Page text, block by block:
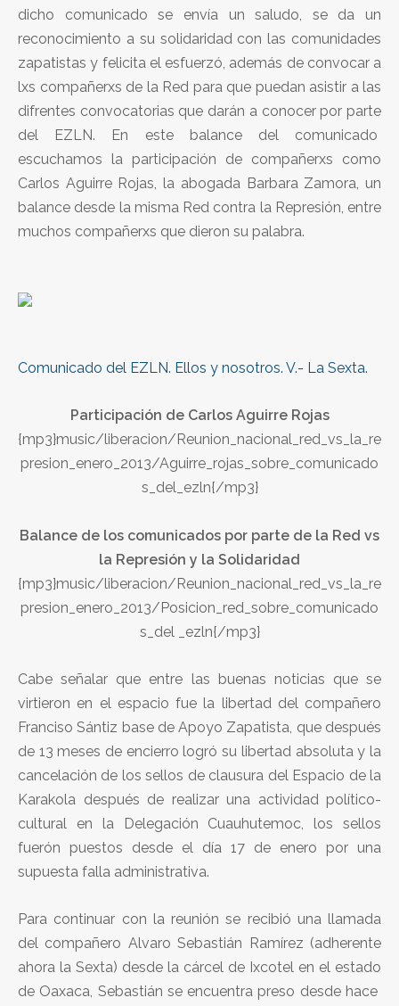
dicho comunicado se envía un saludo, se da un
reconocimiento a su solidaridad con las comunidades
zapatistas y felicita el esfuerzó, además de convocar a
lxs compañerxs de la Red para que puedan asistir a las
difrentes convocatorias que darán a conocer por parte
del EZLN. En este balance del comunicado
escuchamos la participación de compañerxs como
Carlos Aguirre Rojas, la abogada Barbara Zamora, un
balance desde la misma Red contra la Represión, entre
muchos compañerxs que dieron su palabra.
Comunicado del EZLN. Ellos y nosotros. V.- La Sexta.
Participación de Carlos Aguirre Rojas
{mp3}music/liberacion/Reunion_nacional_red_vs_la_re
presion_enero_2013/Aguirre_rojas_sobre_comunicado
s_del_ezln{/mp3}
Balance de los comunicados por parte de la Red vs
la Represión y la Solidaridad
{mp3}music/liberacion/Reunion_nacional_red_vs_la_re
presion_enero_2013/Posicion_red_sobre_comunicado
s_del _ezln{/mp3}
Cabe señalar que entre las buenas noticias que se
virtieron en el espacio fue la libertad del compañero
Franciso Sántiz base de Apoyo Zapatista, que después
de 13 meses de encierro logró su libertad absoluta y la
cancelación de los sellos de clausura del Espacio de la
Karakola después de realizar una actividad político-
cultural en la Delegación Cuauhutemoc, los sellos
fuerón puestos desde el día 17 de enero por una
supuesta falla administrativa.
Para continuar con la reunión se recibió una llamada
del compañero Alvaro Sebastián Ramírez (adherente
ahora la Sexta) desde la cárcel de Ixcotel en el estado
de Oaxaca, Sebastián se encuentra preso desde hace